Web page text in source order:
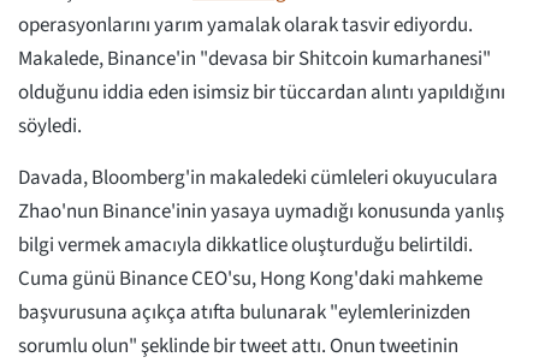
operasyonlarını yarım yamalak olarak tasvir ediyordu.
Makalede, Binance'in "devasa bir Shitcoin kumarhanesi"
olduğunu iddia eden isimsiz bir tüccardan alıntı yapıldığını
söyledi.
Davada, Bloomberg'in makaledeki cümleleri okuyuculara
Zhao'nun Binance'inin yasaya uymadığı konusunda yanlış
bilgi vermek amacıyla dikkatlice oluşturduğu belirtildi.
Cuma günü Binance CEO'su, Hong Kong'daki mahkeme
başvurusuna açıkça atıfta bulunarak "eylemlerinizden
sorumlu olun" şeklinde bir tweet attı. Onun tweetinin